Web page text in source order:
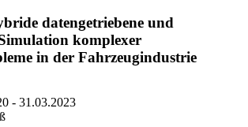
datengetriebene und
komplexer
in der Fahrzeugindustrie
- 31.03.2023